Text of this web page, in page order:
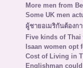
More men from
Some UK men
ผู้ชายอเมริกันต้องก
Five kinds of
Isaan women opt
Cost of Living in
Englishman